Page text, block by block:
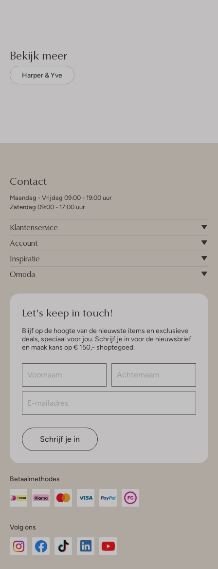
Bekijk meer
Harper & Yve
Contact
Maandag - Vrijdag 09:00 - 19:00 uur
Zaterdag 09:00 - 17:00 uur
Klantenservice
Account
Inspiratie
Omoda
Let's keep in touch!
Blijf op de hoogte van de nieuwste items en exclusieve
deals, speciaal voor jou. Schrijf je in voor de nieuwsbrief
en maak kans op € 150,- shoptegoed.
Schrijf je in
Betaalmethodes
Volg ons